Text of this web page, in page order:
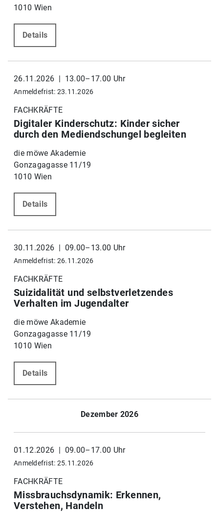
1010 Wien
Details
26.11.2026 | 13.00–17.00 Uhr
Anmeldefrist: 23.11.2026
FACHKRÄFTE
Digitaler Kinderschutz: Kinder sicher
durch den Mediendschungel begleiten
die möwe Akademie
Gonzagagasse 11/19
1010 Wien
Details
30.11.2026 | 09.00–13.00 Uhr
Anmeldefrist: 26.11.2026
FACHKRÄFTE
Suizidalität und selbstverletzendes
Verhalten im Jugendalter
die möwe Akademie
Gonzagagasse 11/19
1010 Wien
Details
Dezember 2026
01.12.2026 | 09.00–17.00 Uhr
Anmeldefrist: 25.11.2026
FACHKRÄFTE
Missbrauchsdynamik: Erkennen,
Verstehen, Handeln